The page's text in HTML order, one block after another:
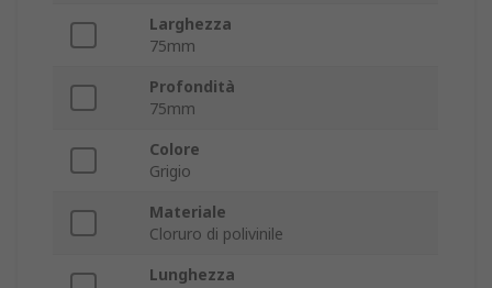
Larghezza
75mm
Profondità
75mm
Colore
Grigio
Materiale
Cloruro di polivinile
Lunghezza